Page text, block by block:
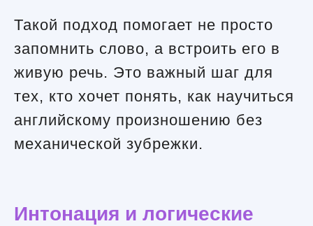
Такой подход помогает не просто
запомнить слово, а встроить его в
живую речь. Это важный шаг для
тех, кто хочет понять, как научиться
английскому произношению без
механической зубрежки.
Интонация и логические